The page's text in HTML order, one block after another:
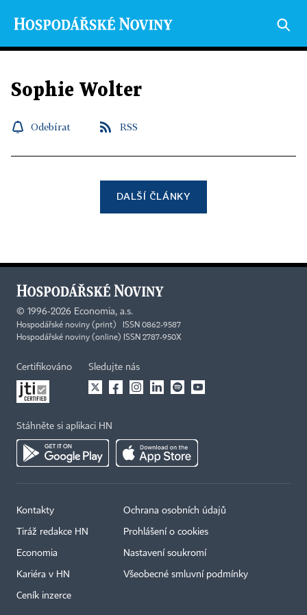
Sophie Wolter
Odebírat RSS
DALŠÍ ČLÁNKY
© 1996-2026 Economia, a.s.
Hospodářské noviny (print) ISSN 0862-9587
Hospodářské noviny (online) ISSN 2787-950X
Certifikováno Sledujte nás
Stáhněte si aplikaci HN
Kontakty
Tiráž redakce HN
Economia
Kariéra v HN
Ceník inzerce
Ochrana osobních údajů
Prohlášení o cookies
Nastavení soukromí
Všeobecné smluvní podmínky